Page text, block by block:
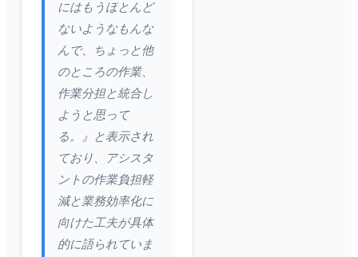
にはもうほとんど
ないようなもんな
んで、ちょっと他
のところの作業、
作業分担と統合し
ようと思って
る。』と表示され
ており、アシスタ
ントの作業負担軽
減と業務効率化に
向けた工夫が具体
的に語られていま